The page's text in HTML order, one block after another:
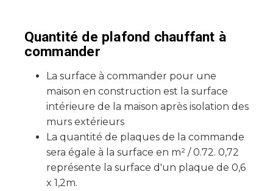
Quantité de plafond chauffant à
commander
La surface à commander pour une
maison en construction est la surface
intérieure de la maison après isolation des
murs extérieurs
La quantité de plaques de la commande
sera égale à la surface en m² / 0.72. 0,72
représente la surface d'un plaque de 0,6
x 1,2m.